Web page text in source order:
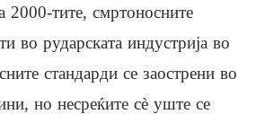
2000-тите, смртоносните
во рударската индустрија во
стандарди се заострени во
но несреќите сè уште се